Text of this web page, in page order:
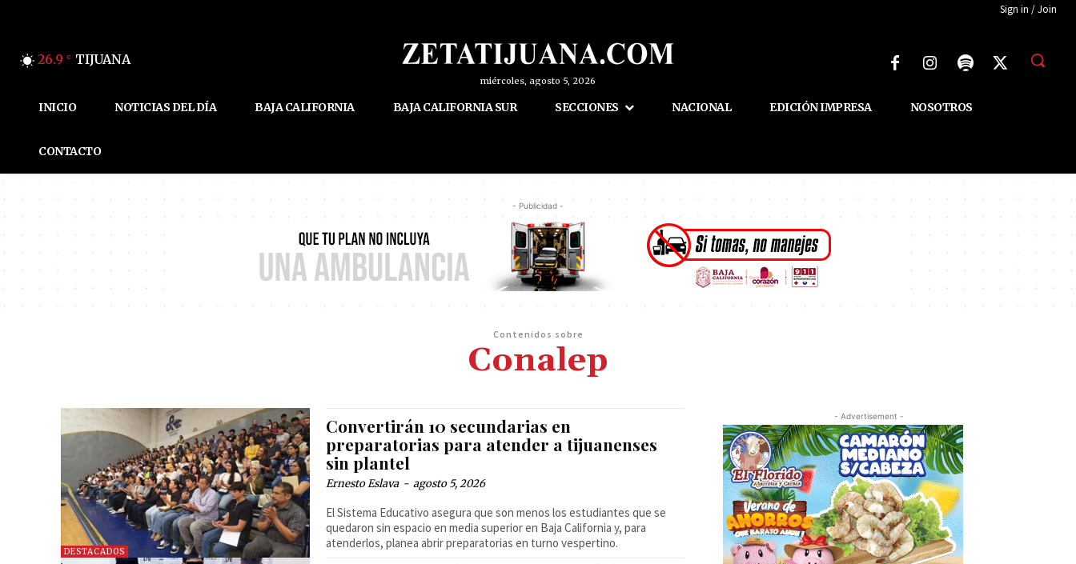
Sign in / Join
26.9 C TIJUANA
miércoles, agosto 5, 2026
INICIO NOTICIAS DEL DÍA BAJA CALIFORNIA BAJA CALIFORNIA SUR SECCIONES NACIONAL EDICIÓN IMPRESA NOSOTROS
CONTACTO
- Publicidad -
Contenidos sobre
Conalep
DESTACADOS
Convertirán 10 secundarias en
preparatorias para atender a tijuanenses
sin plantel
Ernesto Eslava - agosto 5, 2026
El Sistema Educativo asegura que son menos los estudiantes que se
quedaron sin espacio en media superior en Baja California y, para
atenderlos, planea abrir preparatorias en turno vespertino.
- Advertisement -